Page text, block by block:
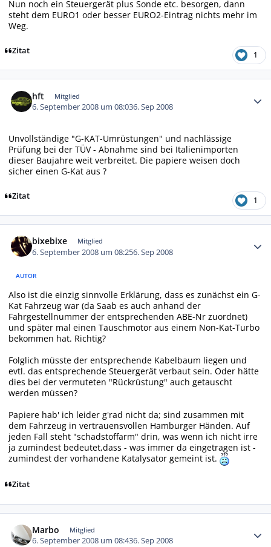
Nun noch ein Steuergerät plus Sonde etc. besorgen, dann
steht dem EURO1 oder besser EURO2-Eintrag nichts mehr im
Weg.
Zitat 1
hft Mitglied
6. September 2008 um 08:036. Sep 2008
Unvollständige "G-KAT-Umrüstungen" und nachlässige
Prüfung bei der TÜV - Abnahme sind bei Italienimporten
dieser Baujahre weit verbreitet. Die papiere weisen doch
sicher einen G-Kat aus ?
Zitat 1
bixebixe Mitglied
6. September 2008 um 08:256. Sep 2008
AUTOR
Also ist die einzig sinnvolle Erklärung, dass es zunächst ein G-
Kat Fahrzeug war (da Saab es auch anhand der
Fahrgestellnummer der entsprechenden ABE-Nr zuordnet)
und später mal einen Tauschmotor aus einem Non-Kat-Turbo
bekommen hat. Richtig?
Folglich müsste der entsprechende Kabelbaum liegen und
evtl. das entsprechende Steuergerät verbaut sein. Oder hätte
dies bei der vermuteten "Rückrüstung" auch getauscht
werden müssen?
Papiere hab' ich leider g'rad nicht da; sind zusammen mit
dem Fahrzeug in vertrauensvollen Hamburger Händen. Auf
jeden Fall steht "schadstoffarm" drin, was wenn ich nicht irre
ja zumindest bedeutet,dass - was immer da eingetragen ist -
zumindest der vorhandene Katalysator gemeint ist.
Zitat
Marbo Mitglied
6. September 2008 um 08:436. Sep 2008